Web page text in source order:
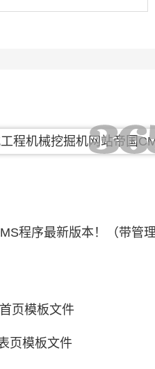
程序最新版本！（带管理
页模板文件
页模板文件